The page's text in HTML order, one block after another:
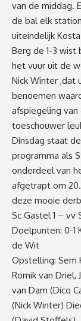
van de middag.
de bal elk
uiteindelijk
Berg de 1-3 wist
het vuur uit de
Nick Winter ,dat
benoemen
afspiegeling
toeschouwer
Dinsdag staat
programma als
onderdeel van
afgetrapt om
deze mooie
Sc Gastel 1 – vv
Doelpunten: 0-1
de Wit
Opstelling: Sem
Romik van Driel,
van Dam (Dico
(Nick Winter)